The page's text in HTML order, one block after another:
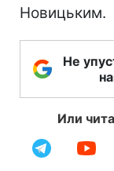
Новицьким.
Не
Или